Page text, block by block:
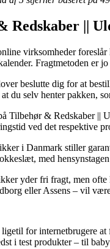
Redskaber ||
virksomheder
Fragtmetoden er
beslutte dig for at
du selv henter pakken,
Tilbehør & Redskaber ||
ved det respektive
i Danmark stiller
med
yder fri fragt, men
eller Assens – vil
for internetbrugere
i test produkter – til